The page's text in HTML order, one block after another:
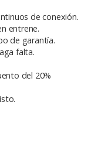
de conexión.
entrene.
de garantía.
falta.
del 20%